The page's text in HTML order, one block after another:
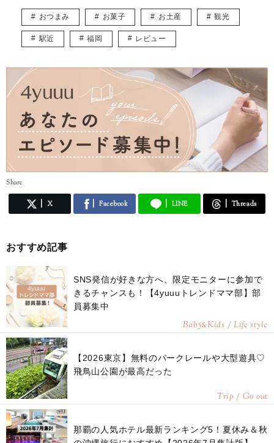
おつまみ お菓子 お土産 観光
駅近 福岡 レビュー
Share
X Facebook LINE Threads
おすすめ記事
SNS発信が好きな方へ、限定モニターに参加で
きるチャンスも！【4yuuuトレンドママ部】部
員募集中
Baby&Kids / Life style
【2026東京】無料のパークレールや大型遊具♡
飛鳥山公園が最高だった
Trip / Go out
那覇の人気ホテル最新ランキング5！夏休み＆秋